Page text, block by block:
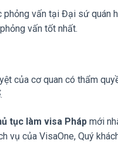
phỏng vấn tại Đại sứ quán
vấn tốt nhất.
của cơ quan có thẩm
tục làm visa Pháp mới
vụ của VisaOne, Quý